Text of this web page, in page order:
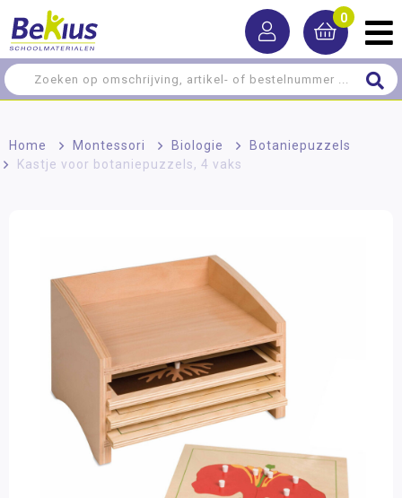
0
Home > Montessori > Biologie > Botaniepuzzels
Kastje voor botaniepuzzels, 4 vaks